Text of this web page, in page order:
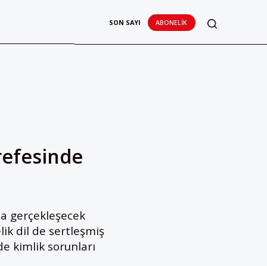
SON SAYI ABONELIK
gerçekleşecek
dil de sertleşmiş
kimlik sorunları